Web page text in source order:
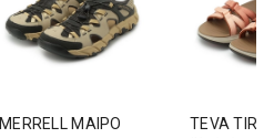
MERRELL MAIPO
TEVA